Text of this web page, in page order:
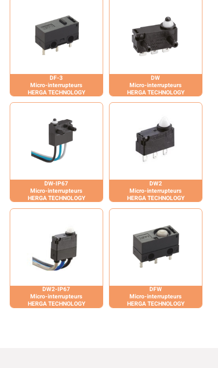
DF-3
Micro-interrupteurs
HERGA TECHNOLOGY
DW
Micro-interrupteurs
HERGA TECHNOLOGY
DW-IP67
Micro-interrupteurs
HERGA TECHNOLOGY
DW2
Micro-interrupteurs
HERGA TECHNOLOGY
DW2-IP67
Micro-interrupteurs
HERGA TECHNOLOGY
DFW
Micro-interrupteurs
HERGA TECHNOLOGY